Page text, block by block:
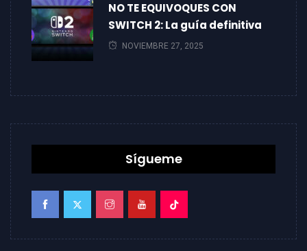
NO TE EQUIVOQUES CON
SWITCH 2: La guía definitiva
NOVIEMBRE 27, 2025
Sígueme